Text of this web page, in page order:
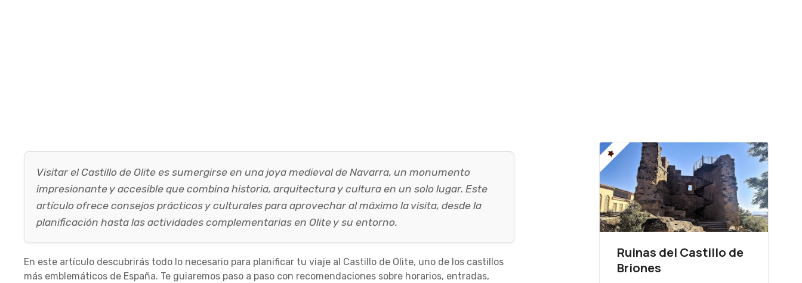
Visitar el Castillo de Olite es sumergirse en una joya medieval de Navarra, un monumento
impresionante y accesible que combina historia, arquitectura y cultura en un solo lugar. Este
artículo ofrece consejos prácticos y culturales para aprovechar al máximo la visita, desde la
planificación hasta las actividades complementarias en Olite y su entorno.
En este artículo descubrirás todo lo necesario para planificar tu viaje al Castillo de Olite, uno de los castillos
más emblemáticos de España. Te guiaremos paso a paso con recomendaciones sobre horarios, entradas,
Ruinas del Castillo de
Briones